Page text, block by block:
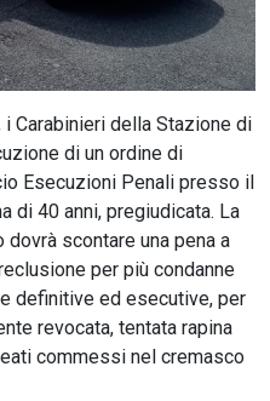
Carabinieri della Stazione di
di un ordine di
Esecuzioni Penali presso il
di 40 anni, pregiudicata. La
scontare una pena a
per più condanne
definitive ed esecutive, per
revocata, tentata rapina
commessi nel cremasco